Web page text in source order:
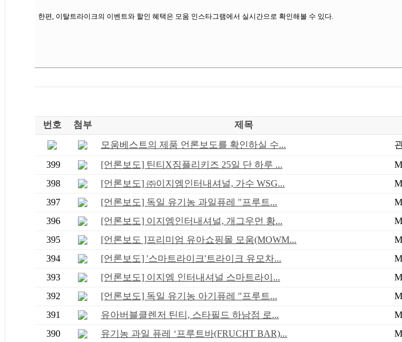
한편, 이탈트라이크의 이벤트와 할인 혜택은 모움 인스타그램에서 실시간으로 확인해볼 수 있다.
번호 첨부 제목
모움베스트의 제품 언론보도를 확인하실 수...
399
[언론보도] 틴티X짐플리키즈 25일 단 하루 ...
398
[언론보도] ㈜이지엠인터내셔널, 가수 WSG...
397
[언론보도] 독일 유기농 과일퓨레 "프루트...
396
[언론보도] 이지엠인터내셔널, 개그우먼 황...
395
[언론보도 ]프리미엄 유아쇼핑몰 모움(MOWM...
394
[언론보도] '스마트라이크'트라이크 유모차...
393
[언론보도] 이지엠 인터내셔널 스마트라이...
392
[언론보도] 독일 유기농 아기퓨레 "프루트...
391
유아버블클렌저 틴티, 스타필드 하남점 로...
390
유기농 과일 퓨레 ‘프루트바(FRUCHT BAR)...